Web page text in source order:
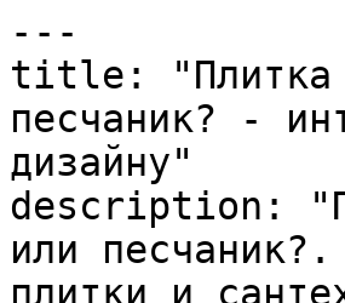
---
title: "Плитка
песчаник? -
дизайну"
description:
или
плитки и